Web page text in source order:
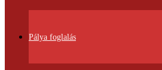
Pálya foglalás